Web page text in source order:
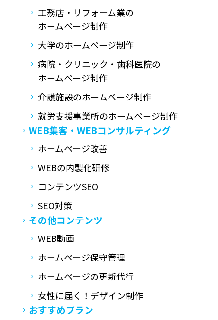
工務店・リフォーム業の
ホームページ制作
大学のホームページ制作
病院・クリニック・歯科医院の
ホームページ制作
介護施設のホームページ制作
就労支援事業所のホームページ制作
WEB集客・ WEBコンサルティング
ホームページ改善
WEBの内製化研修
コンテンツSEO
SEO対策
その他コンテンツ
WEB動画
ホームページ保守管理
ホームページの更新代行
女性に届く！デザイン制作
おすすめプラン